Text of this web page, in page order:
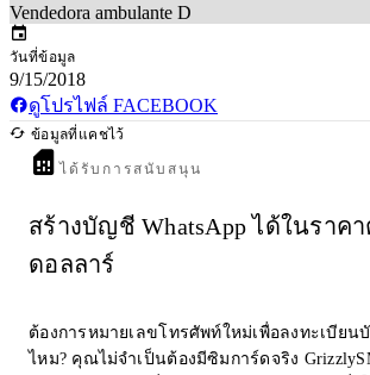
Vendedora ambulante D
วันที่ข้อมูล
9/15/2018
ดูโปรไฟล์ FACEBOOK
ข้อมูลที่แคชไว้
ได้รับการสนับสนุน
สร้างบัญชี WhatsApp ได้ในราค
ดอลลาร์
ต้องการหมายเลขโทรศัพท์ใหม่เพื่อลงทะเบียน
ไหม? คุณไม่จำเป็นต้องมีซิมการ์ดจริง